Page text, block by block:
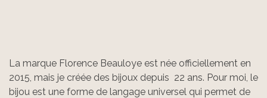
La marque Florence Beauloye est née officiellement en
2015, mais je créée des bijoux depuis 22 ans. Pour moi, le
bijou est une forme de langage universel qui permet de